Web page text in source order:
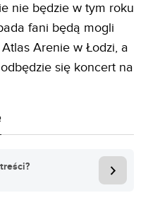
nie będzie w tym roku
fani będą mogli
Arenie w Łodzi, a
się koncert na